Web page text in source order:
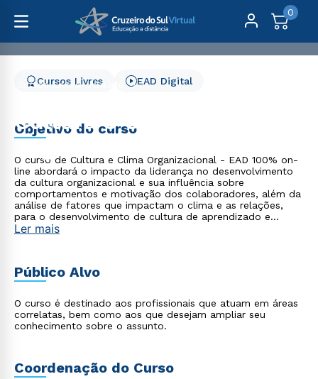
0
Cursos Livres
Saúde
Cultura e Clima
Organizacional - 3 meses
Cursos Livres EAD Digital
Objetivo do curso
O curso de Cultura e Clima Organizacional - EAD 100% on-
line abordará o impacto da liderança no desenvolvimento
da cultura organizacional e sua influência sobre
comportamentos e motivação dos colaboradores, além da
análise de fatores que impactam o clima e as relações,
para o desenvolvimento de cultura de aprendizado e
inovação.
Ler mais
Público Alvo
O curso é destinado aos profissionais que atuam em áreas
correlatas, bem como aos que desejam ampliar seu
conhecimento sobre o assunto.
Coordenação do Curso